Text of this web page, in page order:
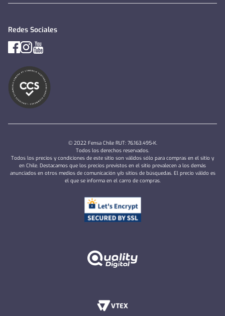
Redes Sociales
© 2022 Fensa Chile RUT: 76.163.495-K.
Todos los derechos reservados.
Todos los precios y condiciones de este sitio son válidos sólo para compras en el sitio y
en Chile. Destacamos que los precios previstos en el sitio prevalecen a los demás
anunciados en otros medios de comunicación y/o sitios de búsquedas. El precio válido es
el que se informa en el carro de compras.